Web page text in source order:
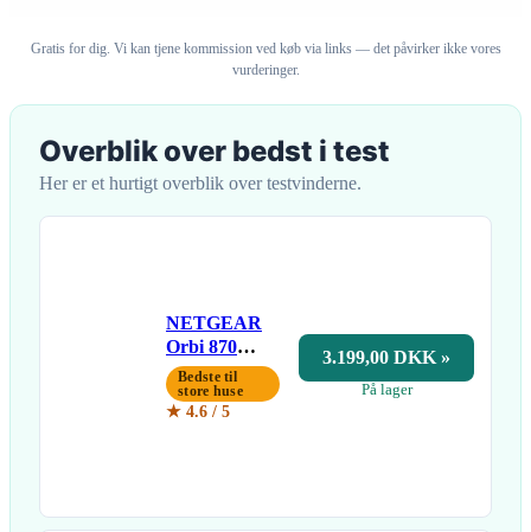
Gratis for dig. Vi kan tjene kommission ved køb via links — det påvirker ikke vores
vurderinger.
Overblik over bedst i test
Her er et hurtigt overblik over testvinderne.
NETGEAR
Orbi 870
RBE870 WiFi
7
Bedste til
store huse
★ 4.6 / 5
3.199,00 DKK »
På lager